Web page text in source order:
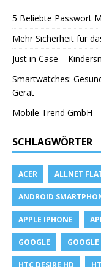
5 Beliebte Passwort
Mehr Sicherheit für
Just in Case –
Smartwatches:
Gerät
Mobile Trend GmbH
SCHLAGWÖRTER
ACER ALLNET
ANDROID
APPLE IPHONE
GOOGLE
HTC DESIRE HD